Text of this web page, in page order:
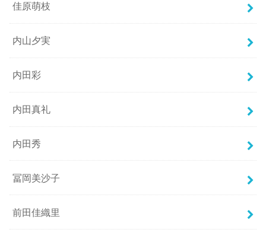
佳原萌枝
内山夕実
内田彩
内田真礼
内田秀
冨岡美沙子
前田佳織里